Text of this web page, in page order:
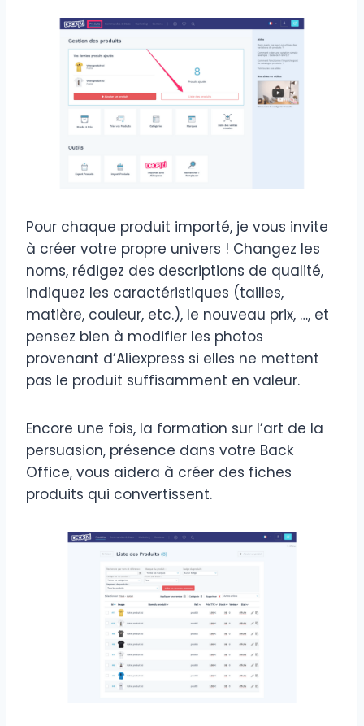
Pour chaque produit importé, je vous invite
à créer votre propre univers ! Changez les
noms, rédigez des descriptions de qualité,
indiquez les caractéristiques (tailles,
matière, couleur, etc.), le nouveau prix, …, et
pensez bien à modifier les photos
provenant d’Aliexpress si elles ne mettent
pas le produit suffisamment en valeur.
Encore une fois, la formation sur l’art de la
persuasion, présence dans votre Back
Office, vous aidera à créer des fiches
produits qui convertissent.